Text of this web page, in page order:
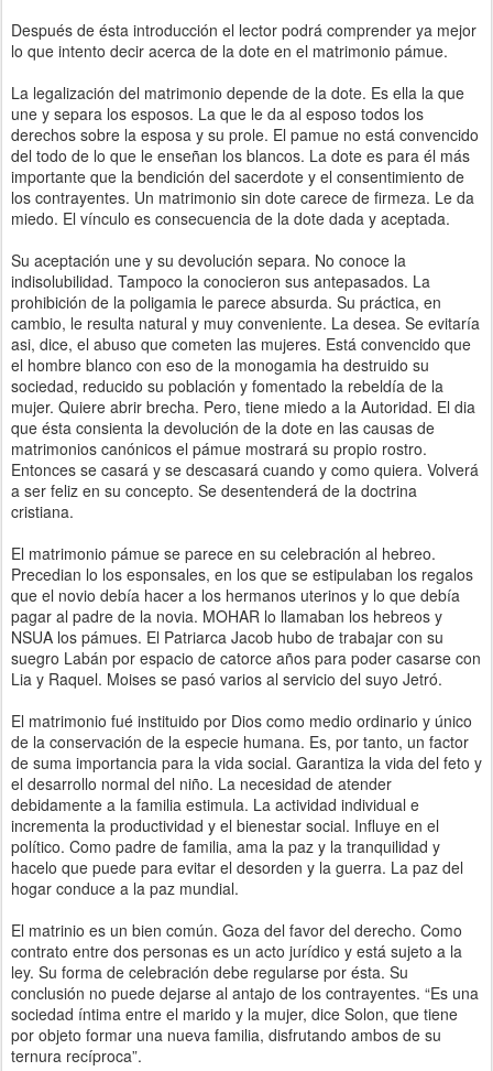
Después de ésta introducción el lector podrá comprender ya mejor
lo que intento decir acerca de la dote en el matrimonio pámue.
La legalización del matrimonio depende de la dote. Es ella la que
une y separa los esposos. La que le da al esposo todos los
derechos sobre la esposa y su prole. El pamue no está convencido
del todo de lo que le enseñan los blancos. La dote es para él más
importante que la bendición del sacerdote y el consentimiento de
los contrayentes. Un matrimonio sin dote carece de firmeza. Le da
miedo. El vínculo es consecuencia de la dote dada y aceptada.
Su aceptación une y su devolución separa. No conoce la
indisolubilidad. Tampoco la conocieron sus antepasados. La
prohibición de la poligamia le parece absurda. Su práctica, en
cambio, le resulta natural y muy conveniente. La desea. Se evitaría
asi, dice, el abuso que cometen las mujeres. Está convencido que
el hombre blanco con eso de la monogamia ha destruido su
sociedad, reducido su población y fomentado la rebeldía de la
mujer. Quiere abrir brecha. Pero, tiene miedo a la Autoridad. El dia
que ésta consienta la devolución de la dote en las causas de
matrimonios canónicos el pámue mostrará su propio rostro.
Entonces se casará y se descasará cuando y como quiera. Volverá
a ser feliz en su concepto. Se desentenderá de la doctrina
cristiana.
El matrimonio pámue se parece en su celebración al hebreo.
Precedian lo los esponsales, en los que se estipulaban los regalos
que el novio debía hacer a los hermanos uterinos y lo que debía
pagar al padre de la novia. MOHAR lo llamaban los hebreos y
NSUA los pámues. El Patriarca Jacob hubo de trabajar con su
suegro Labán por espacio de catorce años para poder casarse con
Lia y Raquel. Moises se pasó varios al servicio del suyo Jetró.
El matrimonio fué instituido por Dios como medio ordinario y único
de la conservación de la especie humana. Es, por tanto, un factor
de suma importancia para la vida social. Garantiza la vida del feto y
el desarrollo normal del niño. La necesidad de atender
debidamente a la familia estimula. La actividad individual e
incrementa la productividad y el bienestar social. Influye en el
político. Como padre de familia, ama la paz y la tranquilidad y
hacelo que puede para evitar el desorden y la guerra. La paz del
hogar conduce a la paz mundial.
El matrinio es un bien común. Goza del favor del derecho. Como
contrato entre dos personas es un acto jurídico y está sujeto a la
ley. Su forma de celebración debe regularse por ésta. Su
conclusión no puede dejarse al antajo de los contrayentes. “Es una
sociedad íntima entre el marido y la mujer, dice Solon, que tiene
por objeto formar una nueva familia, disfrutando ambos de su
ternura recíproca”.